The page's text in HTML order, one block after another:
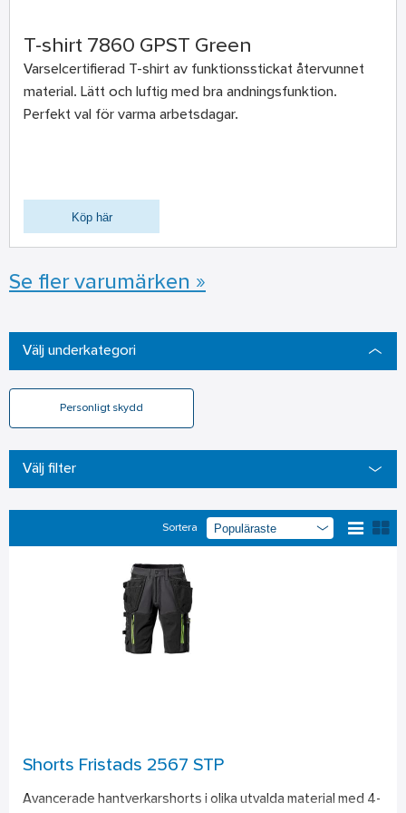
T-shirt 7860 GPST Green
Varselcertifierad T-shirt av funktionsstickat återvunnet
material. Lätt och luftig med bra andningsfunktion.
Perfekt val för varma arbetsdagar.
Köp här
Se fler varumärken »
Välj underkategori
Personligt skydd
Välj filter
Sortera
Shorts Fristads 2567 STP
Avancerade hantverkarshorts i olika utvalda material med 4-